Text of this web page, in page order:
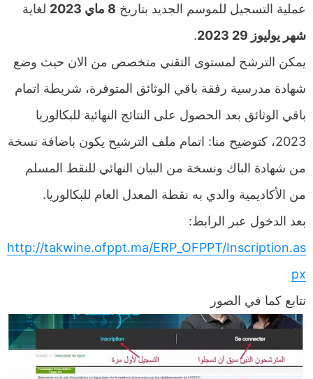
عملية التسجيل للموسم الجديد بتاريخ 8 ماي 2023
لغاية
شهر يوليوز 29 2023
.
يمكن الترشح لمستوى التقني متخصص من الان حيث وضع
شهادة مدرسية رفقة باقي الوثائق المتوفرة، شريطة اتمام
باقي الوثائق بعد الحصول على النتائج النهائية للبكالوريا
2023، كتوضيح منا: اتمام ملف الترشيح يكون باضافة نسخة
من شهادة الباك ونسخة من البيان النهائي للنقط المسلم
من الأكاديمية والدي به نقطة المعدل العام للبكالوريا.
بعد الدخول عبر الرابط:
http://takwine.ofppt.ma/ERP_OFPPT/Inscription.as
px
نتابع كما في الصور